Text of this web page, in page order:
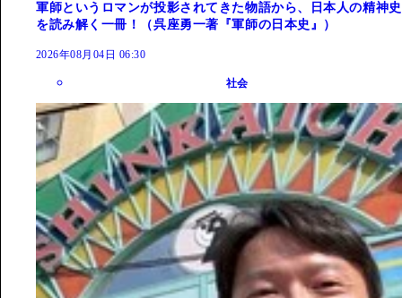
軍師というロマンが投影されてきた物語から、日本人の精神史
を読み解く一冊！（呉座勇一著『軍師の日本史』）
2026年08月04日 06:30
社会